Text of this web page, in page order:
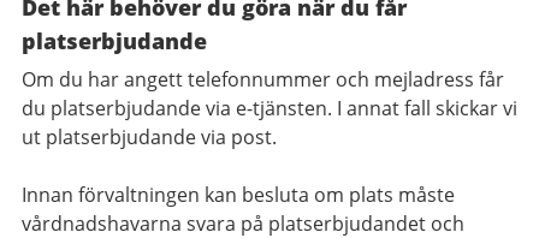
Det här behöver du göra när du får
platserbjudande
Om du har angett telefonnummer och mejladress får
du platserbjudande via e-tjänsten. I annat fall skickar vi
ut platserbjudande via post.
Innan förvaltningen kan besluta om plats måste
vårdnadshavarna svara på platserbjudandet och